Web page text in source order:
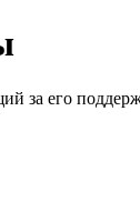
за его